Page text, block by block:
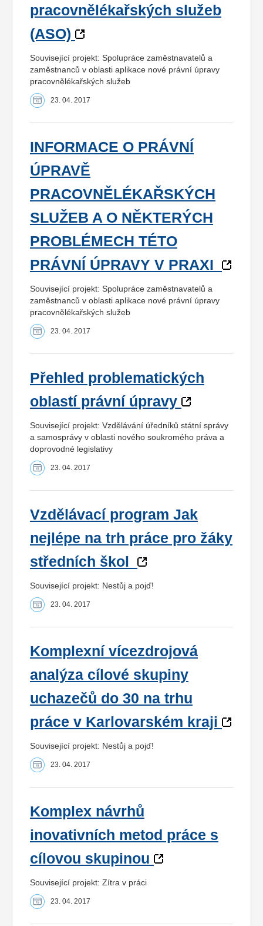
pracovnělékařských služeb
(ASO)
Související projekt: Spolupráce zaměstnavatelů a
zaměstnanců v oblasti aplikace nové právní úpravy
pracovnělékařských služeb
23. 04. 2017
INFORMACE O PRÁVNÍ
ÚPRAVĚ
PRACOVNĚLÉKAŘSKÝCH
SLUŽEB A O NĚKTERÝCH
PROBLÉMECH TÉTO
PRÁVNÍ ÚPRAVY V PRAXI
Související projekt: Spolupráce zaměstnavatelů a
zaměstnanců v oblasti aplikace nové právní úpravy
pracovnělékařských služeb
23. 04. 2017
Přehled problematických
oblastí právní úpravy
Související projekt: Vzdělávání úředníků státní správy
a samosprávy v oblasti nového soukromého práva a
doprovodné legislativy
23. 04. 2017
Vzdělávací program Jak
nejlépe na trh práce pro žáky
středních škol
Související projekt: Nestůj a pojď!
23. 04. 2017
Komplexní vícezdrojová
analýza cílové skupiny
uchazečů do 30 na trhu
práce v Karlovarském kraji
Související projekt: Nestůj a pojď!
23. 04. 2017
Komplex návrhů
inovativních metod práce s
cílovou skupinou
Související projekt: Zítra v práci
23. 04. 2017